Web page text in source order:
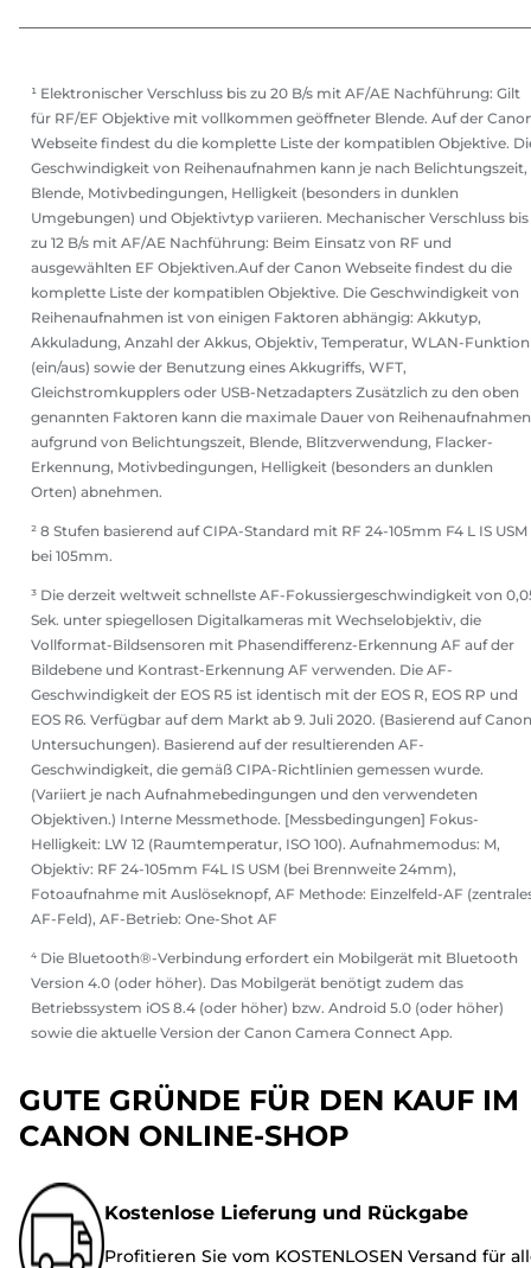
¹ Elektronischer Verschluss bis zu 20 B/s mit AF/AE Nachführung: Gilt
für RF/EF Objektive mit vollkommen geöffneter Blende. Auf der
Webseite findest du die komplette Liste der kompatiblen Objektive.
Geschwindigkeit von Reihenaufnahmen kann je nach Belichtungszeit,
Blende, Motivbedingungen, Helligkeit (besonders in dunklen
Umgebungen) und Objektivtyp variieren. Mechanischer Verschluss bis
zu 12 B/s mit AF/AE Nachführung: Beim Einsatz von RF und
ausgewählten EF Objektiven.Auf der Canon Webseite findest du die
komplette Liste der kompatiblen Objektive. Die Geschwindigkeit von
Reihenaufnahmen ist von einigen Faktoren abhängig: Akkutyp,
Akkuladung, Anzahl der Akkus, Objektiv, Temperatur, WLAN-Funktion
(ein/aus) sowie der Benutzung eines Akkugriffs, WFT,
Gleichstromkupplers oder USB-Netzadapters Zusätzlich zu den oben
genannten Faktoren kann die maximale Dauer von Reihenaufnahmen
aufgrund von Belichtungszeit, Blende, Blitzverwendung, Flacker-
Erkennung, Motivbedingungen, Helligkeit (besonders an dunklen
Orten) abnehmen.
² 8 Stufen basierend auf CIPA-Standard mit RF 24-105mm F4 L IS USM
bei 105mm.
³ Die derzeit weltweit schnellste AF-Fokussiergeschwindigkeit von
Sek. unter spiegellosen Digitalkameras mit Wechselobjektiv, die
Vollformat-Bildsensoren mit Phasendifferenz-Erkennung AF auf der
Bildebene und Kontrast-Erkennung AF verwenden. Die AF-
Geschwindigkeit der EOS R5 ist identisch mit der EOS R, EOS RP und
EOS R6. Verfügbar auf dem Markt ab 9. Juli 2020. (Basierend auf Canon
Untersuchungen). Basierend auf der resultierenden AF-
Geschwindigkeit, die gemäß CIPA-Richtlinien gemessen wurde.
(Variiert je nach Aufnahmebedingungen und den verwendeten
Objektiven.) Interne Messmethode. [Messbedingungen] Fokus-
Helligkeit: LW 12 (Raumtemperatur, ISO 100). Aufnahmemodus: M,
Objektiv: RF 24-105mm F4L IS USM (bei Brennweite 24mm),
Fotoaufnahme mit Auslöseknopf, AF Methode: Einzelfeld-AF
AF-Feld), AF-Betrieb: One-Shot AF
⁴ Die Bluetooth®-Verbindung erfordert ein Mobilgerät mit Bluetooth
Version 4.0 (oder höher). Das Mobilgerät benötigt zudem das
Betriebssystem iOS 8.4 (oder höher) bzw. Android 5.0 (oder höher)
sowie die aktuelle Version der Canon Camera Connect App.
GUTE GRÜNDE FÜR DEN KAUF IM
CANON ONLINE-SHOP
Kostenlose Lieferung und Rückgabe
Profitieren Sie vom KOSTENLOSEN Versand für